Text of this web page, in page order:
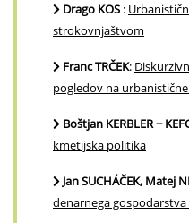
Drago KOS :
strokovnjaštvom
Franc TRČEK:
pogledov na
Boštjan KERBLER −
kmetijska politika
Jan SUCHÁČEK, Matej
denarnega